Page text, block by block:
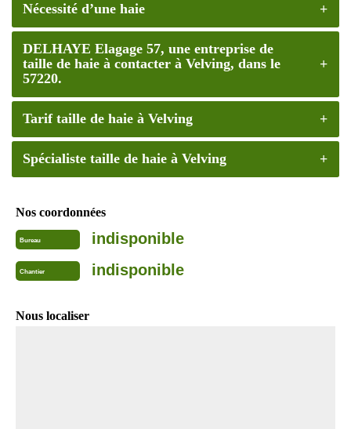
Nécessité d’une haie
DELHAYE Elagage 57, une entreprise de
taille de haie à contacter à Velving, dans le
57220.
Tarif taille de haie à Velving
Spécialiste taille de haie à Velving
Nos coordonnées
Bureau indisponible
Chantier indisponible
Nous localiser